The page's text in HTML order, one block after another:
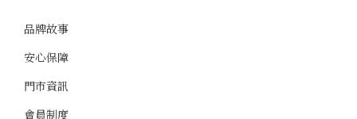
品牌故事
安心保障
門市資訊
會員制度